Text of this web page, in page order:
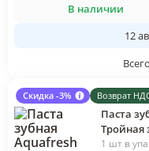
В наличии
12
Всего
Скидка -3% Возврат
Паста
Тройная
1 шт в